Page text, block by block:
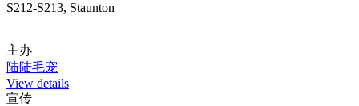
S212-S213, Staunton
主办
陆陆毛宠
View details
宣传